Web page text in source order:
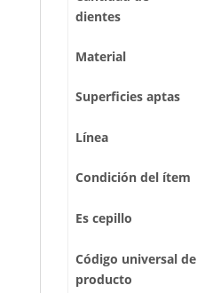
dientes
Material
Superficies aptas
Línea
Condición del ítem
Es cepillo
Código universal de
producto